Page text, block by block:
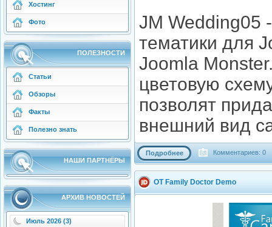
Хостинг
Фото
ПОЛЕЗНОСТИ
Статьи
Обзоры
Факты
Полезно знать
НАШИ ПАРТНЁРЫ
АРХИВ НОВОСТЕЙ
Июль 2026 (3)
JM Wedding05
тематики для
Joomla
цветовую
позволят
внешний вид
Подробнее Комментариев: 0
OT Family Doctor Demo